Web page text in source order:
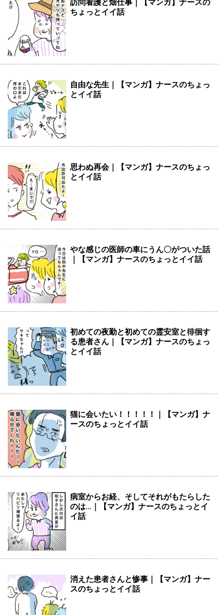
訪問看護と畑仕事｜【マンガ】ナースの
ちょっとイイ話
自由な先生｜【マンガ】ナースのちょっ
とイイ話
思わぬ再会｜【マンガ】ナースのちょっ
とイイ話
やな感じの医師の車にうん〇がついた話
｜【マンガ】ナースのちょっとイイ話
初めての夜勤と初めての霊安室と徘徊す
る患者さん｜【マンガ】ナースのちょっ
とイイ話
猫に会いたい！！！！！｜【マンガ】ナ
ースのちょっとイイ話
病室からお経、そしてそれがもたらした
のは…｜【マンガ】ナースのちょっとイ
イ話
消えた患者さんと惨事｜【マンガ】ナー
スのちょっとイイ話